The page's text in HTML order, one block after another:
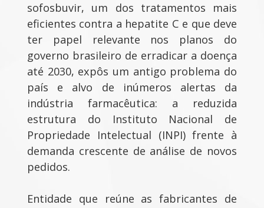
sofosbuvir, um dos tratamentos mais
eficientes contra a hepatite C e que deve
ter papel relevante nos planos do
governo brasileiro de erradicar a doença
até 2030, expôs um antigo problema do
país e alvo de inúmeros alertas da
indústria farmacêutica: a reduzida
estrutura do Instituto Nacional de
Propriedade Intelectual (INPI) frente à
demanda crescente de análise de novos
pedidos.
Entidade que reúne as fabricantes de